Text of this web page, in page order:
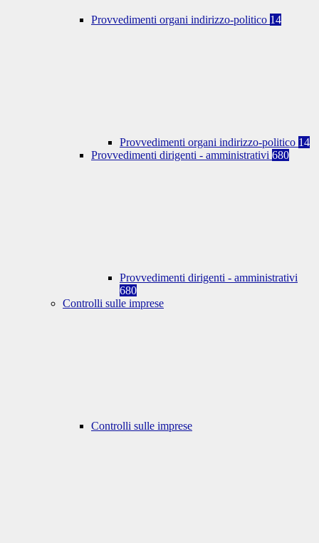
Provvedimenti organi indirizzo-politico 14
Provvedimenti organi indirizzo-politico 14
Provvedimenti dirigenti - amministrativi 680
Provvedimenti dirigenti - amministrativi
680
Controlli sulle imprese
Controlli sulle imprese